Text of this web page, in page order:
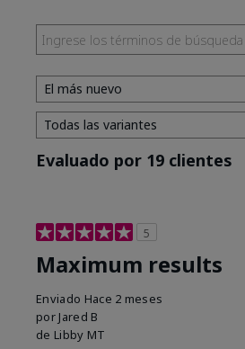
Evaluado por 19 clientes
5
Maximum results
Enviado Hace 2 meses
por Jared B
de Libby MT